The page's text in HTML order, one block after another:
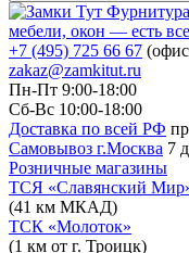
мебели, окон — есть
+7 (495) 725 66 67
zakaz@zamkitut.ru
Пн-Пт 9:00-18:00
Сб-Вс 10:00-18:00
Доставка по всей РФ
Самовывоз г.Москва 7
Розничные магазины
ТСЯ «Славянский
(41 км МКАД)
ТСК «Молоток»
(1 км от г. Троицк)